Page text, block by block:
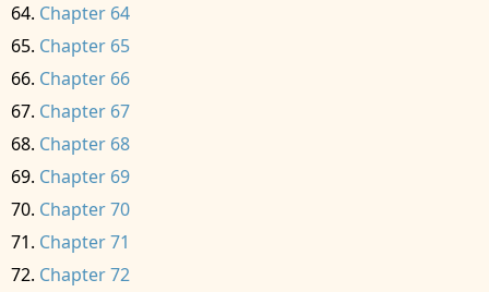
Chapter 64
Chapter 65
Chapter 66
Chapter 67
Chapter 68
Chapter 69
Chapter 70
Chapter 71
Chapter 72